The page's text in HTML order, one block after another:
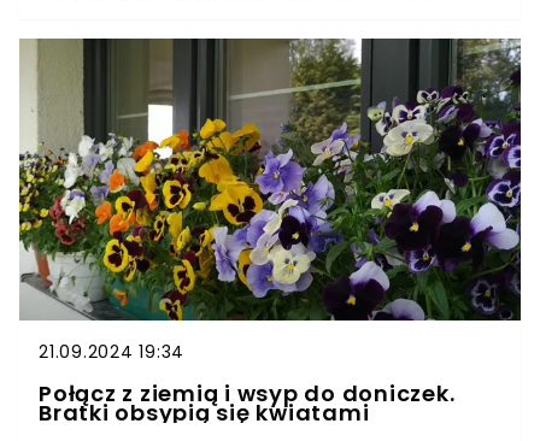
każdy może śmiało korzystać
21.09.2024 19:34
Połącz z ziemią i wsyp do doniczek.
Bratki obsypią się kwiatami